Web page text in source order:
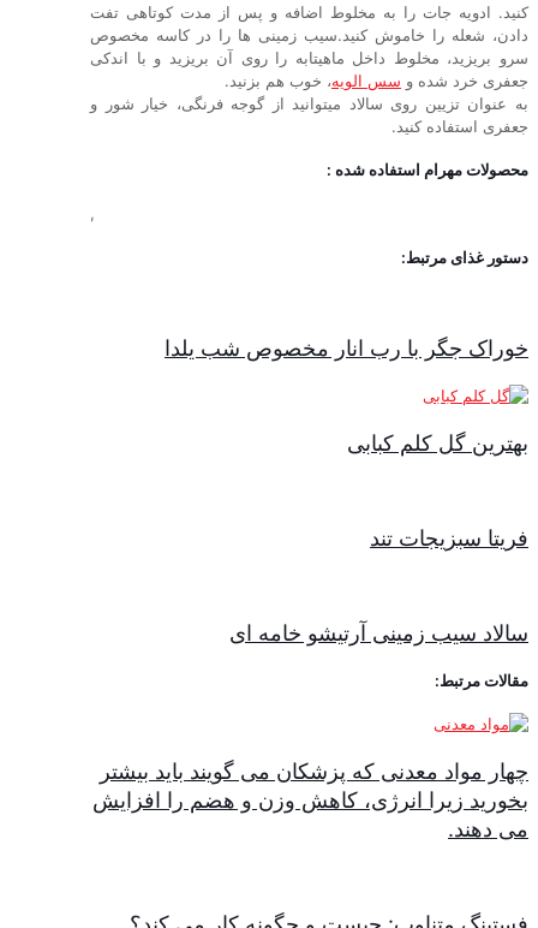
کنید. ادویه جات را به مخلوط اضافه و پس از مدت کوتاهی تفت
دادن، شعله را خاموش کنید.سیب زمینی ها را در کاسه مخصوص
سرو بریزید، مخلوط داخل ماهیتابه را روی آن بریزید و با اندکی
جعفری خرد شده و سس الویه، خوب هم بزنید.
به عنوان تزیین روی سالاد میتوانید از گوجه فرنگی، خیار شور و
جعفری استفاده کنید.
محصولات مهرام استفاده شده :
,
دستور غذای مرتبط:
خوراک جگر با رب انار مخصوص شب یلدا
بهترین گل کلم کبابی
فریتا سبزیجات تند
سالاد سیب زمینی آرتیشو خامه ای
مقالات مرتبط:
چهار مواد معدنی که پزشکان می گویند باید بیشتر
بخورید زیرا انرژی، کاهش وزن و هضم را افزایش
می دهند.